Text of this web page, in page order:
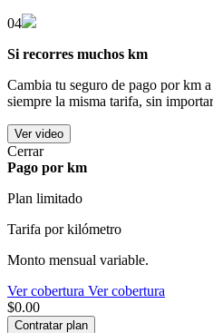
04
Si recorres muchos km
Cambia tu seguro de pago por km
siempre la misma tarifa, sin
Ver video
Cerrar
Pago por km
Plan limitado
Tarifa por kilómetro
Monto mensual variable.
Ver cobertura Ver cobertura
$0.00
Contratar plan